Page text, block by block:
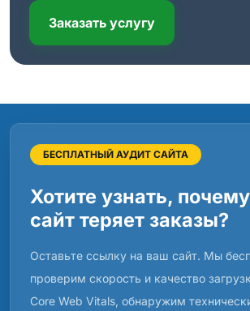
Заказать услугу
БЕСПЛАТНЫЙ АУДИТ САЙТА
Хотите узнать,
сайт теряет заказы?
Оставьте ссылку на ваш сайт. Мы
проверим скорость и качество
Core Web Vitals, обнаружим